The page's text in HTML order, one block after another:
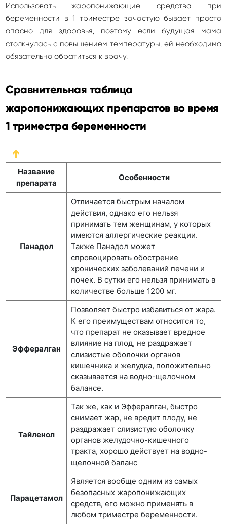
Использовать жаропонижающие средства при
беременности в 1 триместре зачастую бывает просто
опасно для здоровья, поэтому если будущая мама
столкнулась с повышением температуры, ей необходимо
обязательно обратиться к врачу.
Сравнительная таблица
жаропонижающих препаратов во время
1 триместра беременности
➔
Название
препарата
Особенности
Панадол
Отличается быстрым началом
действия, однако его нельзя
принимать тем женщинам, у которых
имеются аллергические реакции.
Также Панадол может
спровоцировать обострение
хронических заболеваний печени и
почек. В сутки его нельзя принимать в
количестве больше 1200 мг.
Эффералган
Позволяет быстро избавиться от жара.
К его преимуществам относится то,
что препарат не оказывает вредное
влияние на плод, не раздражает
слизистые оболочки органов
кишечника и желудка, положительно
сказывается на водно-щелочном
балансе.
Тайленол
Так же, как и Эффералган, быстро
снимает жар, не вредит плоду, не
раздражает слизистую оболочку
органов желудочно-кишечного
тракта, хорошо действует на водно-
щелочной баланс
Парацетамол
Является вообще одним из самых
безопасных жаропонижающих
средств, его можно применять в
любом триместре беременности.